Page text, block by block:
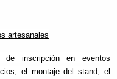
artesanales
de inscripción en eventos
el montaje del stand, el